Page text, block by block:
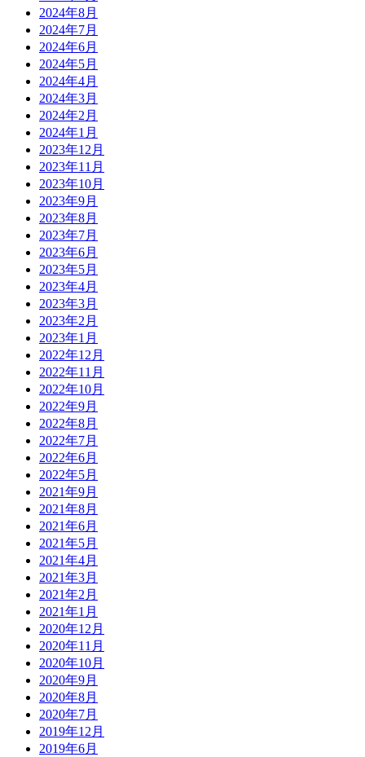
2024年8月
2024年7月
2024年6月
2024年5月
2024年4月
2024年3月
2024年2月
2024年1月
2023年12月
2023年11月
2023年10月
2023年9月
2023年8月
2023年7月
2023年6月
2023年5月
2023年4月
2023年3月
2023年2月
2023年1月
2022年12月
2022年11月
2022年10月
2022年9月
2022年8月
2022年7月
2022年6月
2022年5月
2021年9月
2021年8月
2021年6月
2021年5月
2021年4月
2021年3月
2021年2月
2021年1月
2020年12月
2020年11月
2020年10月
2020年9月
2020年8月
2020年7月
2019年12月
2019年6月